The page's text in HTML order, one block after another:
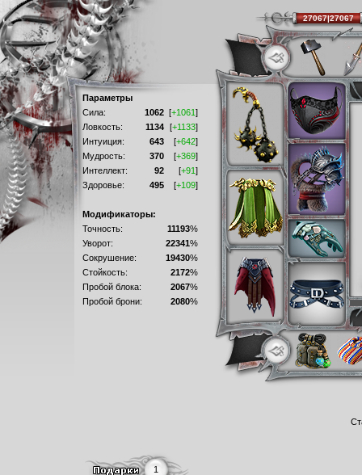
Параметры
Сила:
1062 [+1061]
Ловкость:
1134 [+1133]
Интуиция:
643 [+642]
Мудрость:
370 [+369]
Интеллект:
92 [+91]
Здоровье:
495 [+109]
Модификаторы:
Точность:
11193%
Уворот:
22341%
Сокрушение:
19430%
Стойкость:
2172%
Пробой блока:
2067%
Пробой брони:
2080%
1
27067|27067